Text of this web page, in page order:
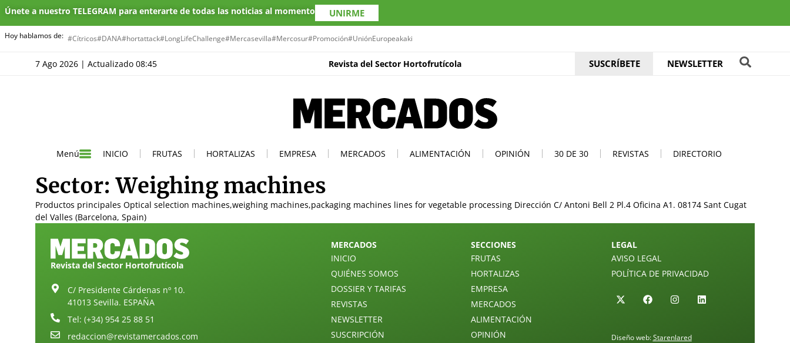
Únete a nuestro TELEGRAM para enterarte de todas las noticias al momento UNIRME
Hoy hablamos de: #Cítricos#DANA#hortattack#LongLifeChallenge#Mercasevilla#Mercosur#Promoción#UniónEuropeakaki
7 Ago 2026 | Actualizado 08:45 Revista del Sector Hortofrutícola SUSCRÍBETE NEWSLETTER
Menú INICIO FRUTAS HORTALIZAS EMPRESA MERCADOS ALIMENTACIÓN OPINIÓN 30 DE 30 REVISTAS DIRECTORIO
Sector:Weighing machines
Productos principales Optical selection machines,weighing machines,packaging machines lines for vegetable processing Dirección C/ Antoni Bell 2 Pl.4 Oficina A1. 08174 Sant Cugat
del Valles (Barcelona, Spain)
Revista del Sector Hortofrutícola
C/ Presidente Cárdenas nº 10.
41013 Sevilla. ESPAÑA
Tel: (+34) 954 25 88 51
redaccion@revistamercados.com
MERCADOS
INICIO
QUIÉNES SOMOS
DOSSIER Y TARIFAS
REVISTAS
NEWSLETTER
SUSCRIPCIÓN
SECCIONES
FRUTAS
HORTALIZAS
EMPRESA
MERCADOS
ALIMENTACIÓN
OPINIÓN
LEGAL
AVISO LEGAL
POLÍTICA DE PRIVACIDAD
Diseño web:Starenlared